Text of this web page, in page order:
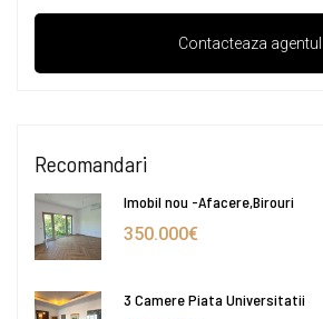
Recomandari
Imobil nou -Afacere,Birouri
350.000€
3 Camere Piata Universitatii